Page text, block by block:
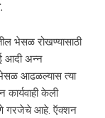
भेसळ रोखण्यासाठी
आदी अन्न
आढळल्यास त्या
कार्यवाही केली
गरजेचे आहे. ऍक्शन